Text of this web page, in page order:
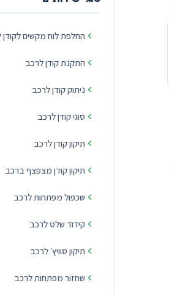
החלפת לוח מקשים לקודן
התקנת קודן לרכב
ניתוק קודן לרכב
סוגי קודן לרכב
תיקון קודן לרכב
תיקון קודן מצפצף ברכב
שכפול מפתחות לרכב
קידוד שלט לרכב
תיקון סוויץ׳ לרכב
שחזור מפתחות לרכב